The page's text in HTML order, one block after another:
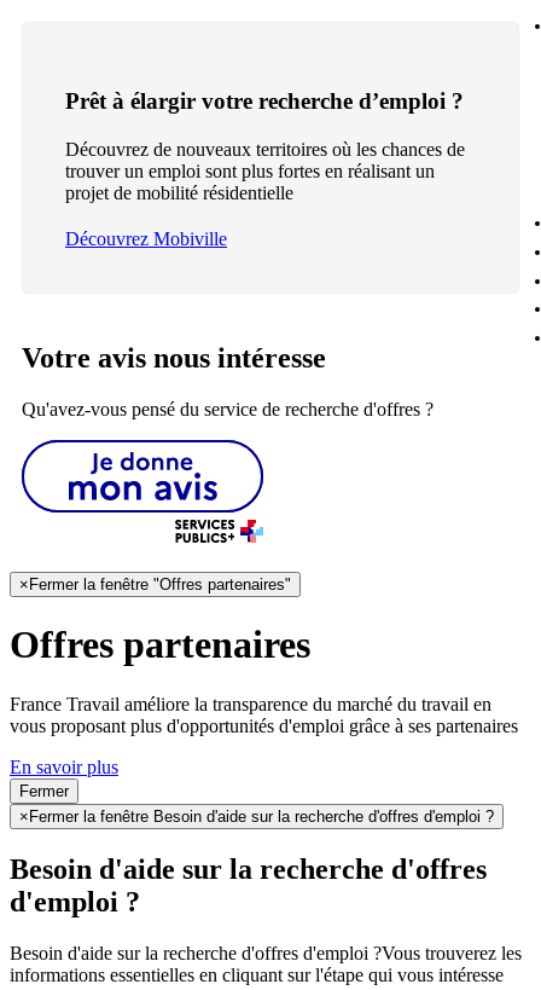
Prêt à élargir votre recherche d’emploi ?
Découvrez de nouveaux territoires où les chances de
trouver un emploi sont plus fortes en réalisant un
projet de mobilité résidentielle
Découvrez Mobiville
Votre avis nous intéresse
Qu'avez-vous pensé du service de recherche d'offres ?
× Fermer la fenêtre "Offres partenaires"
Offres partenaires
France Travail améliore la transparence du marché du travail en
vous proposant plus d'opportunités d'emploi grâce à ses partenaires
En savoir plus
Fermer
×Fermer la fenêtre Besoin d'aide sur la recherche d'offres d'emploi ?
Besoin d'aide sur la recherche d'offres
d'emploi ?
Besoin d'aide sur la recherche d'offres d'emploi ?Vous trouverez les
informations essentielles en cliquant sur l'étape qui vous intéresse